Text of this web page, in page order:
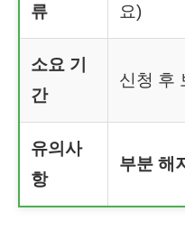
류
요)
소요 기
간
신청 후
유의사
항
부분 해